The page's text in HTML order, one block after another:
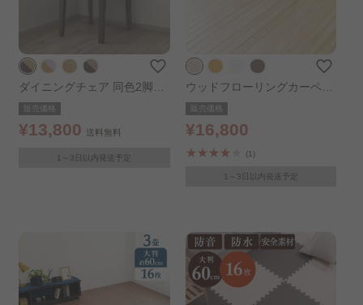
ダイニングチェア 同色2脚セ
ット ウォルナット×グリーン
販売価格
¥13,800 送料無料
1～3日以内発送予定
ウッドフローリングカーペッ
ト 4.5畳 江戸間WDFC-4.5-E
DO オーク
販売価格
¥16,800
(1)
1～3日以内発送予定